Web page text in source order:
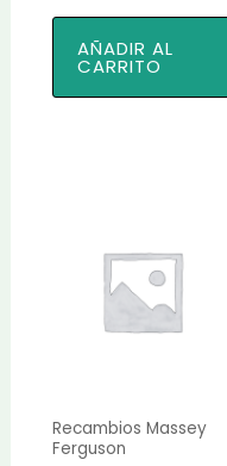
AÑADIR AL
CARRITO
Recambios Massey
Ferguson